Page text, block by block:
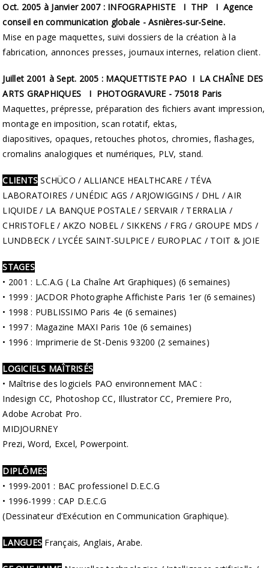
Oct. 2005 à Janvier 2007 : INFOGRAPHISTE I THP I Agence
conseil en communication globale - Asnières-sur-Seine.
Mise en page maquettes, suivi dossiers de la création à la
fabrication, annonces presses, journaux internes, relation client.
Juillet 2001 à Sept. 2005 : MAQUETTISTE PAO I LA CHAÎNE DES
ARTS GRAPHIQUES I PHOTOGRAVURE - 75018 Paris
Maquettes, prépresse, préparation des fichiers avant impression,
montage en imposition, scan rotatif, ektas,
diapositives, opaques, retouches photos, chromies, flashages,
cromalins analogiques et numériques, PLV, stand.
CLIENTS SCHÜCO / ALLIANCE HEALTHCARE / TÉVA
LABORATOIRES / UNÉDIC AGS / ARJOWIGGINS / DHL / AIR
LIQUIDE / LA BANQUE POSTALE / SERVAIR / TERRALIA /
CHRISTOFLE / AKZO NOBEL / SIKKENS / FRG / GROUPE MDS /
LUNDBECK / LYCÉE SAINT-SULPICE / EUROPLAC / TOIT & JOIE
STAGES
• 2001 : L.C.A.G ( La Chaîne Art Graphiques) (6 semaines)
• 1999 : JACDOR Photographe Affichiste Paris 1er (6 semaines)
• 1998 : PUBLISSIMO Paris 4e (6 semaines)
• 1997 : Magazine MAXI Paris 10e (6 semaines)
• 1996 : Imprimerie de St-Denis 93200 (2 semaines)
LOGICIELS MAÎTRISÉS
• Maîtrise des logiciels PAO environnement MAC :
Indesign CC, Photoshop CC, Illustrator CC, Premiere Pro,
Adobe Acrobat Pro.
MIDJOURNEY
Prezi, Word, Excel, Powerpoint.
DIPLÔMES
• 1999-2001 : BAC professionel D.E.C.G
• 1996-1999 : CAP D.E.C.G
(Dessinateur d’Exécution en Communication Graphique).
LANGUES Français, Anglais, Arabe.